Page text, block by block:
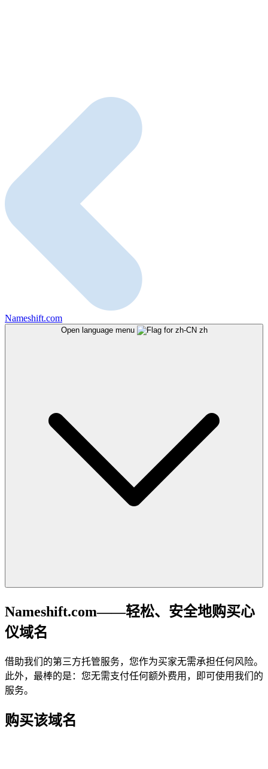
Nameshift.com
Open language menu zh
Nameshift.com——轻松、安全地购买心
仪域名
借助我们的第三方托管服务，您作为买家无需承担任何风险。
此外，最棒的是：您无需支付任何额外费用，即可使用我们的
服务。
购买该域名